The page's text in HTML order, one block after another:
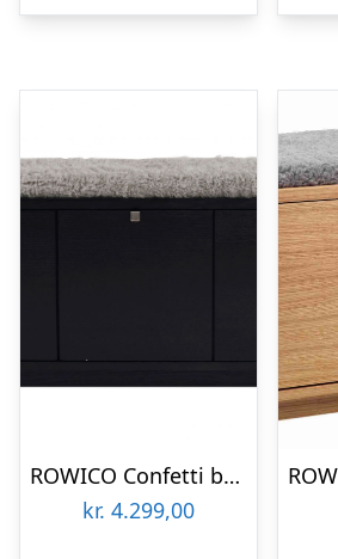
ROWICO Confetti bænk – sort eg/lysegrå hynde, m. 3 skuffer
kr. 4.299,00